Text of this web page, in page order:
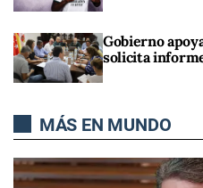
Gobierno
solicita
MÁS EN MUNDO